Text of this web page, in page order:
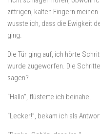
zittrigen, kalten Fingern
wusste ich, dass die Ewigkeit
ging.
Die Tür ging auf, ich hörte
wurde zugeworfen. Die
sagen?
“Hallo”, flüsterte ich beinahe.
“Lecker!”, bekam ich als